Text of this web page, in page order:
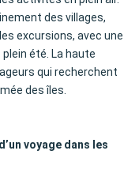
des villages,
excursions, avec une
été. La haute
qui recherchent
des îles.
voyage dans les